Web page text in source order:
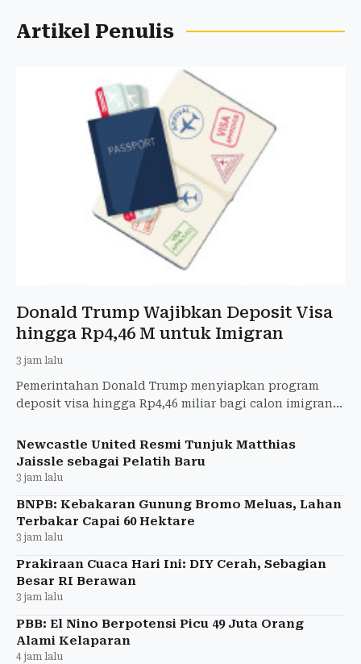
Artikel Penulis
Donald Trump Wajibkan Deposit Visa
hingga Rp4,46 M untuk Imigran
3 jam lalu
Pemerintahan Donald Trump menyiapkan program
deposit visa hingga Rp4,46 miliar bagi calon imigran
imigrasi.
Newcastle United Resmi Tunjuk Matthias
Jaissle sebagai Pelatih Baru
3 jam lalu
BNPB: Kebakaran Gunung Bromo Meluas, Lahan
Terbakar Capai 60 Hektare
3 jam lalu
Prakiraan Cuaca Hari Ini: DIY Cerah, Sebagian
Besar RI Berawan
3 jam lalu
PBB: El Nino Berpotensi Picu 49 Juta Orang
Alami Kelaparan
4 jam lalu